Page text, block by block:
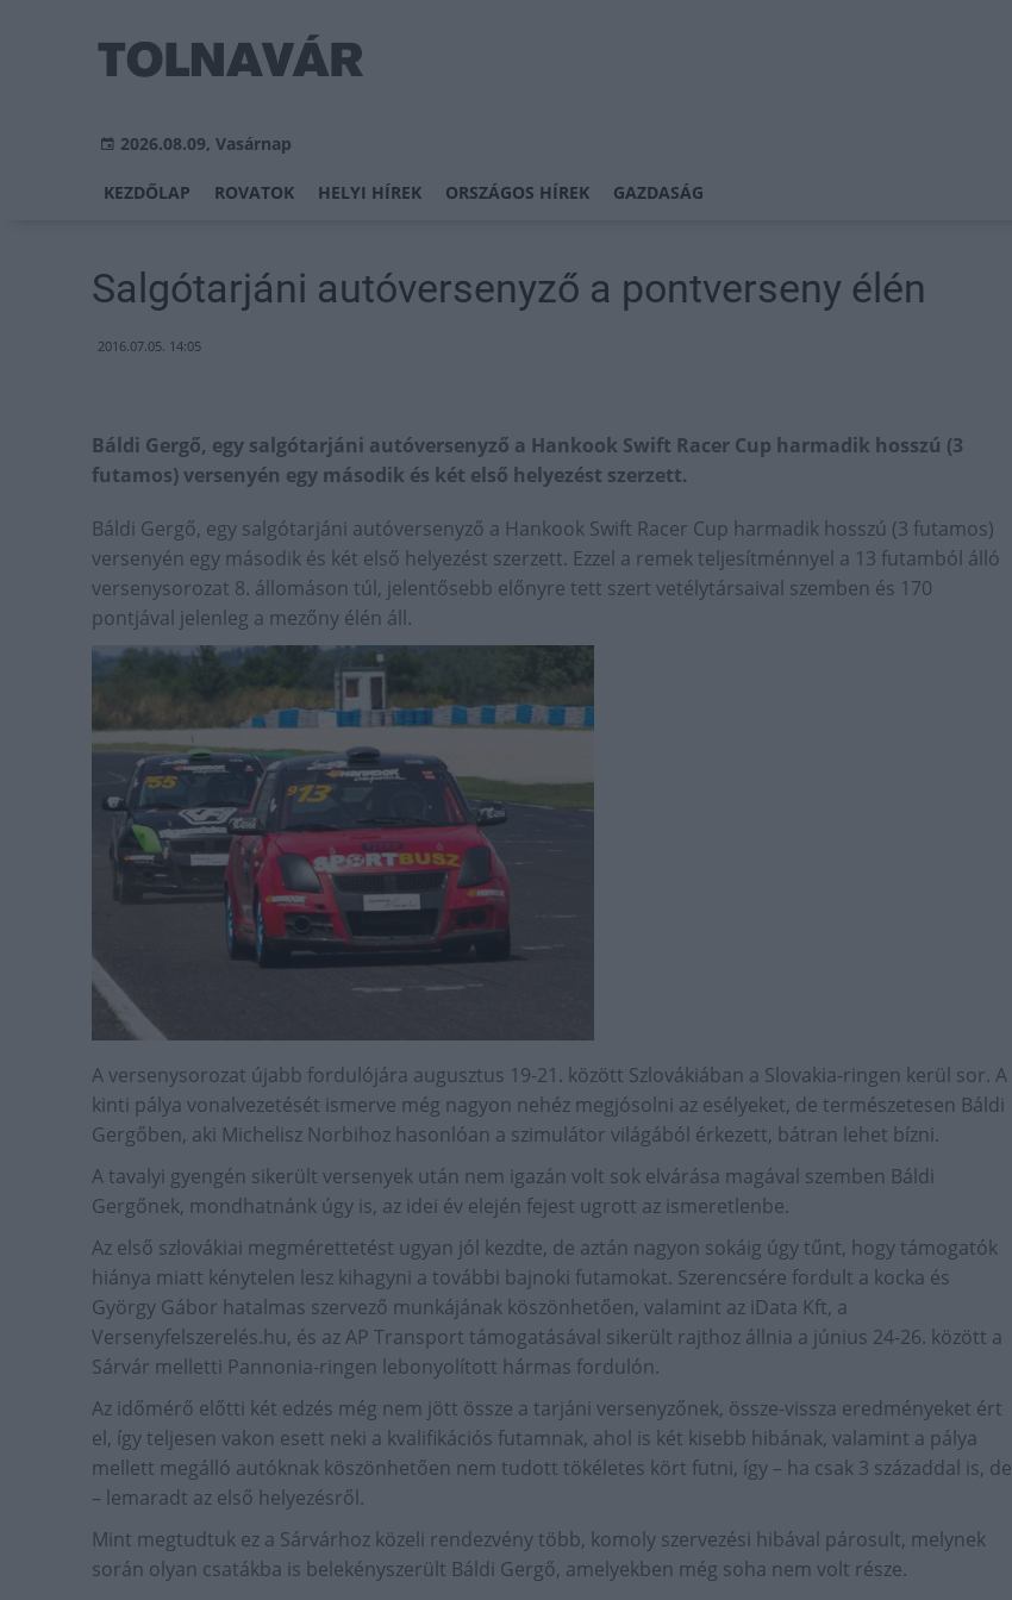
2026.08.09, Vasárnap
KEZDŐLAP ROVATOK HELYI HÍREK ORSZÁGOS HÍREK GAZDASÁG
Salgótarjáni autóversenyző a pontverseny élén
2016.07.05. 14:05
Báldi Gergő, egy salgótarjáni autóversenyző a Hankook Swift Racer Cup harmadik hosszú (3
futamos) versenyén egy második és két első helyezést szerzett.
Báldi Gergő, egy salgótarjáni autóversenyző a Hankook Swift Racer Cup harmadik hosszú (3 futamos)
versenyén egy második és két első helyezést szerzett. Ezzel a remek teljesítménnyel a 13 futamból álló
versenysorozat 8. állomáson túl, jelentősebb előnyre tett szert vetélytársaival szemben és 170
pontjával jelenleg a mezőny élén áll.
A versenysorozat újabb fordulójára augusztus 19-21. között Szlovákiában a Slovakia-ringen kerül sor. A
kinti pálya vonalvezetését ismerve még nagyon nehéz megjósolni az esélyeket, de természetesen Báldi
Gergőben, aki Michelisz Norbihoz hasonlóan a szimulátor világából érkezett, bátran lehet bízni.
A tavalyi gyengén sikerült versenyek után nem igazán volt sok elvárása magával szemben Báldi
Gergőnek, mondhatnánk úgy is, az idei év elején fejest ugrott az ismeretlenbe.
Az első szlovákiai megmérettetést ugyan jól kezdte, de aztán nagyon sokáig úgy tűnt, hogy támogatók
hiánya miatt kénytelen lesz kihagyni a további bajnoki futamokat. Szerencsére fordult a kocka és
György Gábor hatalmas szervező munkájának köszönhetően, valamint az iData Kft, a
Versenyfelszerelés.hu, és az AP Transport támogatásával sikerült rajthoz állnia a június 24-26. között a
Sárvár melletti Pannonia-ringen lebonyolított hármas fordulón.
Az időmérő előtti két edzés még nem jött össze a tarjáni versenyzőnek, össze-vissza eredményeket ért
el, így teljesen vakon esett neki a kvalifikációs futamnak, ahol is két kisebb hibának, valamint a pálya
mellett megálló autóknak köszönhetően nem tudott tökéletes kört futni, így – ha csak 3 századdal is, de
– lemaradt az első helyezésről.
Mint megtudtuk ez a Sárvárhoz közeli rendezvény több, komoly szervezési hibával párosult, melynek
során olyan csatákba is belekényszerült Báldi Gergő, amelyekben még soha nem volt része.